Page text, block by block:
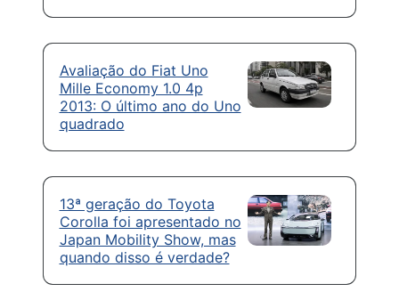
Avaliação do Fiat Uno
Mille Economy 1.0 4p
2013: O último ano do Uno
quadrado
13ª geração do Toyota
Corolla foi apresentado no
Japan Mobility Show, mas
quando disso é verdade?